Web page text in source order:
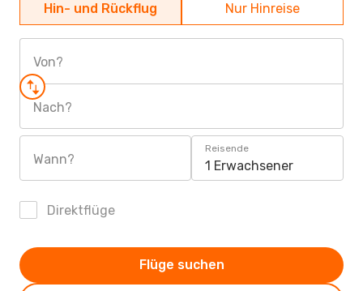
Hin- und Rückflug Nur Hinreise
Von?
Nach?
Wann?
Reisende
1 Erwachsener
Direktflüge
Flüge suchen